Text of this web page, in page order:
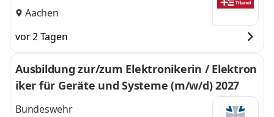
Aachen
vor 2 Tagen
Ausbildung zur/zum Elektronikerin / Elektron
iker für Geräte und Systeme (m/w/d) 2027
Bundeswehr